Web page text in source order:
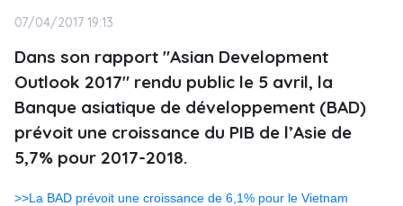
07/04/2017 19:13
Dans son rapport "Asian Development
Outlook 2017" rendu public le 5 avril, la
Banque asiatique de développement (BAD)
prévoit une croissance du PIB de l’Asie de
5,7% pour 2017-2018.
>>La BAD prévoit une croissance de 6,1% pour le Vietnam